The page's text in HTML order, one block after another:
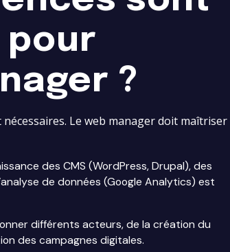
pour
?
Le web manager doit maîtriser
des CMS (WordPress, Drupal), des
de données (Google Analytics) est
différents acteurs, de la création du
des campagnes digitales.